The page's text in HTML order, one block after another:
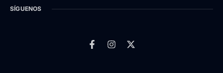
SÍGUENOS